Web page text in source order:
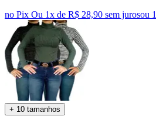
no Pix Ou 1x de R$ 28,90 sem jurosou 1
+ 10 tamanhos